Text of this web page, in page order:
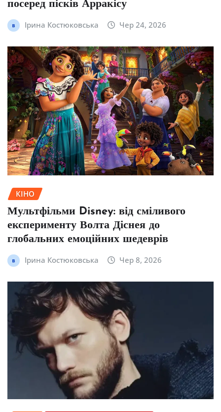
посеред пісків Арракісу
Ірина Костюковська Чер 24, 2026
КІНО
Мультфільми Disney: від сміливого
експерименту Волта Діснея до
глобальних емоційних шедеврів
Ірина Костюковська Чер 8, 2026